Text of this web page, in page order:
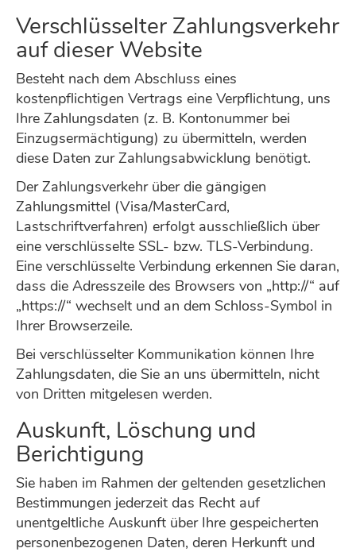
Verschlüsselter Zahlungsverkehr
auf dieser Website
Besteht nach dem Abschluss eines
kostenpflichtigen Vertrags eine Verpflichtung, uns
Ihre Zahlungsdaten (z. B. Kontonummer bei
Einzugsermächtigung) zu übermitteln, werden
diese Daten zur Zahlungsabwicklung benötigt.
Der Zahlungsverkehr über die gängigen
Zahlungsmittel (Visa/MasterCard,
Lastschriftverfahren) erfolgt ausschließlich über
eine verschlüsselte SSL- bzw. TLS-Verbindung.
Eine verschlüsselte Verbindung erkennen Sie daran,
dass die Adresszeile des Browsers von „http://“ auf
„https://“ wechselt und an dem Schloss-Symbol in
Ihrer Browserzeile.
Bei verschlüsselter Kommunikation können Ihre
Zahlungsdaten, die Sie an uns übermitteln, nicht
von Dritten mitgelesen werden.
Auskunft, Löschung und
Berichtigung
Sie haben im Rahmen der geltenden gesetzlichen
Bestimmungen jederzeit das Recht auf
unentgeltliche Auskunft über Ihre gespeicherten
personenbezogenen Daten, deren Herkunft und